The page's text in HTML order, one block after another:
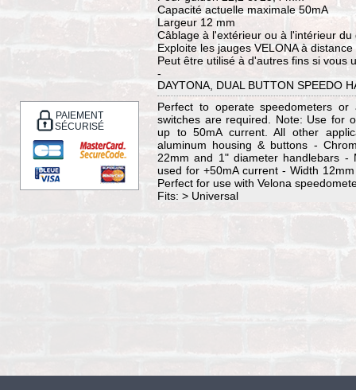
PAIEMENT
SÉCURISÉ
Capacité actuelle maximale 50mA
Largeur 12 mm
Câblage à l'extérieur ou à l'intérieur du
Exploite les jauges VELONA à distance
Peut être utilisé à d'autres fins si vous
-
DAYTONA, DUAL BUTTON SPEEDO
Perfect to operate speedometers
switches are required. Note: Use for
up to 50mA current. All other
aluminum housing & buttons -
22mm and 1" diameter handlebars -
used for +50mA current - Width
Perfect for use with Velona
Fits: > Universal